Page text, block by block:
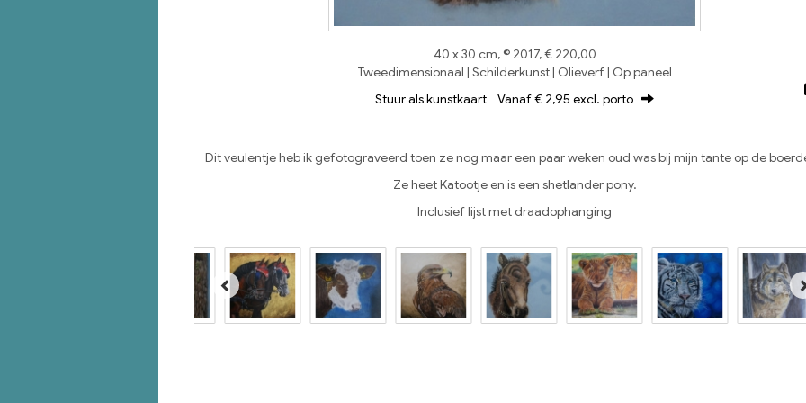
40 x 30 cm, © 2017, € 220,00
Tweedimensionaal | Schilderkunst | Olieverf | Op paneel
Stuur als kunstkaart Vanaf € 2,95 excl. porto
Dit veulentje heb ik gefotograveerd toen ze nog maar een paar weken oud was bij mijn tante op de
Ze heet Katootje en is een shetlander pony.
Inclusief lijst met draadophanging